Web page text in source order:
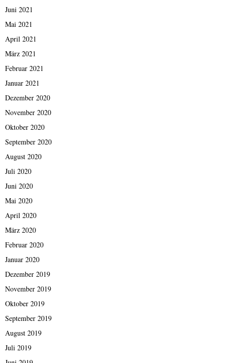
Juni 2021
Mai 2021
April 2021
März 2021
Februar 2021
Januar 2021
Dezember 2020
November 2020
Oktober 2020
September 2020
August 2020
Juli 2020
Juni 2020
Mai 2020
April 2020
März 2020
Februar 2020
Januar 2020
Dezember 2019
November 2019
Oktober 2019
September 2019
August 2019
Juli 2019